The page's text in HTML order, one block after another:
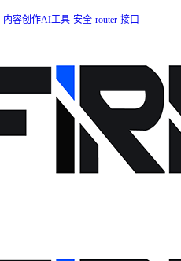
内容创作AI工具 安全 router 接口